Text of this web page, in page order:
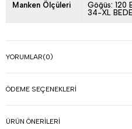
Manken Ölçüleri
Göğüs: 120
34-XL
YORUMLAR(0)
ÖDEME SEÇENEKLERI
ÜRÜN ÖNERILERI